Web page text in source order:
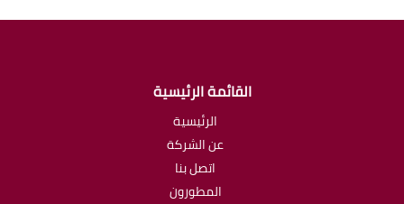
القائمة الرئيسية
الرئيسية
عن الشركة
اتصل بنا
المطورون